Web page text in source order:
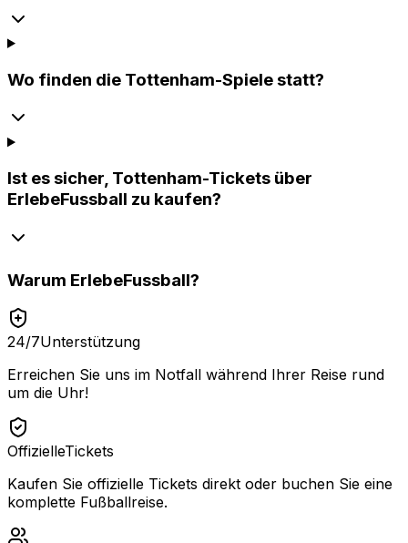
Wo finden die Tottenham-Spiele statt?
Ist es sicher, Tottenham-Tickets über
ErlebeFussball zu kaufen?
Warum ErlebeFussball?
24/7Unterstützung
Erreichen Sie uns im Notfall während Ihrer Reise rund
um die Uhr!
OffizielleTickets
Kaufen Sie offizielle Tickets direkt oder buchen Sie eine
komplette Fußballreise.